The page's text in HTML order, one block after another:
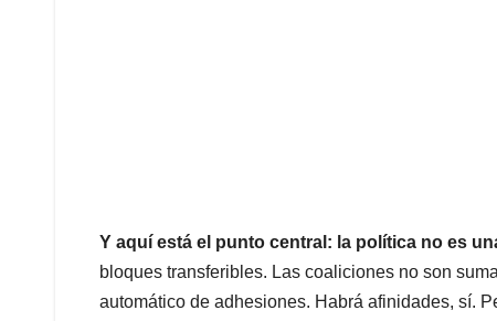
Y aquí está el punto central: la política no es
bloques transferibles. Las coaliciones no son
automático de adhesiones. Habrá afinidades, sí.